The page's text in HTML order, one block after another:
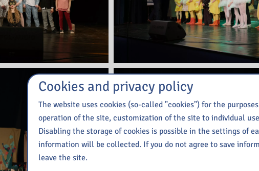
Cookies and privacy policy
The website uses cookies (so-called "cookies") for the
operation of the site, customization of the site to individual
Disabling the storage of cookies is possible in the settings of
information will be collected. If you do not agree to save
leave the site.